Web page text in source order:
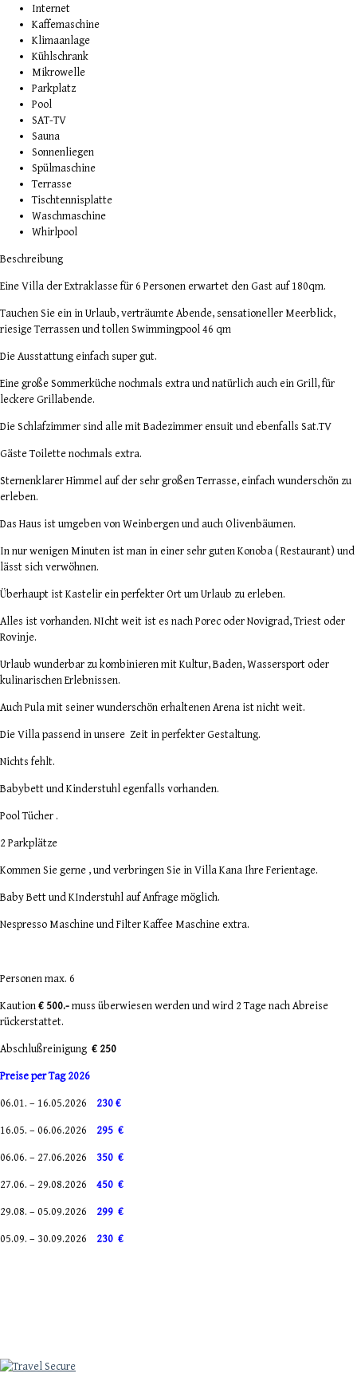
Internet
Kaffemaschine
Klimaanlage
Kühlschrank
Mikrowelle
Parkplatz
Pool
SAT-TV
Sauna
Sonnenliegen
Spülmaschine
Terrasse
Tischtennisplatte
Waschmaschine
Whirlpool
Beschreibung
Eine Villa der Extraklasse für 6 Personen erwartet den Gast auf 180qm.
Tauchen Sie ein in Urlaub, verträumte Abende, sensationeller Meerblick,
riesige Terrassen und tollen Swimmingpool 46 qm
Die Ausstattung einfach super gut.
Eine große Sommerküche nochmals extra und natürlich auch ein Grill, für
leckere Grillabende.
Die Schlafzimmer sind alle mit Badezimmer ensuit und ebenfalls Sat.TV
Gäste Toilette nochmals extra.
Sternenklarer Himmel auf der sehr großen Terrasse, einfach wunderschön zu
erleben.
Das Haus ist umgeben von Weinbergen und auch Olivenbäumen.
In nur wenigen Minuten ist man in einer sehr guten Konoba ( Restaurant) und
lässt sich verwöhnen.
Überhaupt ist Kastelir ein perfekter Ort um Urlaub zu erleben.
Alles ist vorhanden. NIcht weit ist es nach Porec oder Novigrad, Triest oder
Rovinje.
Urlaub wunderbar zu kombinieren mit Kultur, Baden, Wassersport oder
kulinarischen Erlebnissen.
Auch Pula mit seiner wunderschön erhaltenen Arena ist nicht weit.
Die Villa passend in unsere Zeit in perfekter Gestaltung.
Nichts fehlt.
Babybett und Kinderstuhl egenfalls vorhanden.
Pool Tücher .
2 Parkplätze
Kommen Sie gerne , und verbringen Sie in Villa Kana Ihre Ferientage.
Baby Bett und KInderstuhl auf Anfrage möglich.
Nespresso Maschine und Filter Kaffee Maschine extra.
Personen max. 6
Kaution€ 500.-muss überwiesen werden und wird 2 Tage nach Abreise
rückerstattet.
Abschlußreinigung € 250
Preise per Tag 2026
06.01. – 16.05.2026 230 €
16.05. – 06.06.2026 295 €
06.06. – 27.06.2026 350 €
27.06. – 29.08.2026 450 €
29.08. – 05.09.2026 299 €
05.09. – 30.09.2026 230 €